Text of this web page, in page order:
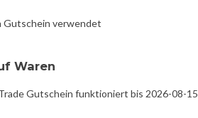
Gutschein verwendet
Waren
Gutschein funktioniert bis 2026-08-15